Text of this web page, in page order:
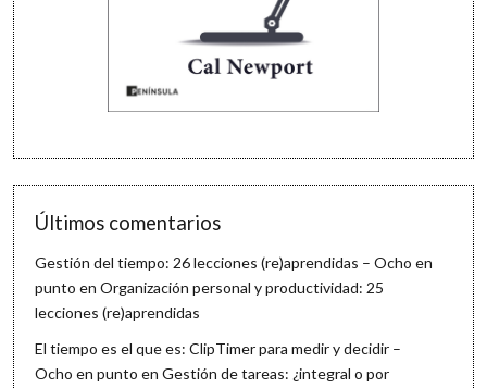
Últimos comentarios
Gestión del tiempo: 26 lecciones (re)aprendidas – Ocho en
punto enOrganización personal y productividad: 25
lecciones (re)aprendidas
El tiempo es el que es: ClipTimer para medir y decidir –
Ocho en punto enGestión de tareas: ¿integral o por